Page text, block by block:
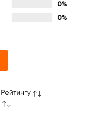
0%
0%
Рейтингу